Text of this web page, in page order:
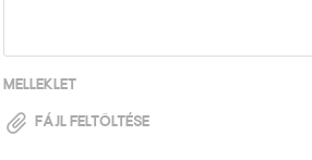
Melléklet
Fájl feltöltése